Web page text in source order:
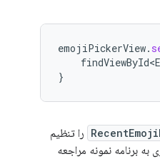
emojiPickerView.
}
را تنظیم
به برنامه نمونه مراجعه